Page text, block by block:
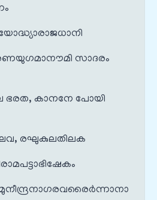
സാദരം
ഭരത, കാനനേ പോയി
രഘുകുലതിലക